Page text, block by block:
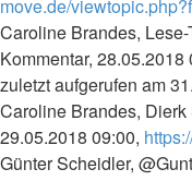
move.de/
Caroline Brandes,
Kommentar, 28.05.2018
zuletzt aufgerufen am
Caroline Brandes,
29.05.2018 09:00,
Günter Scheidler,